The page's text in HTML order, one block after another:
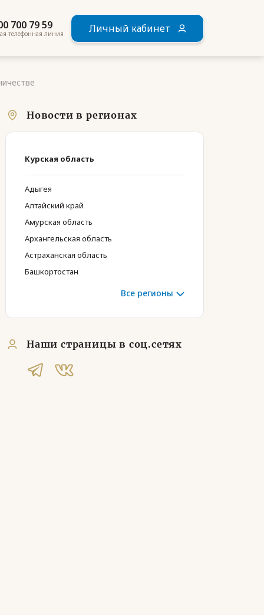
700 79 59
телефонная линия Личный кабинет
Новости в регионах
Курская область
Адыгея
Алтайский край
Амурская область
Архангельская область
Астраханская область
Башкортостан
Все регионы
Наши страницы в соц.сетях